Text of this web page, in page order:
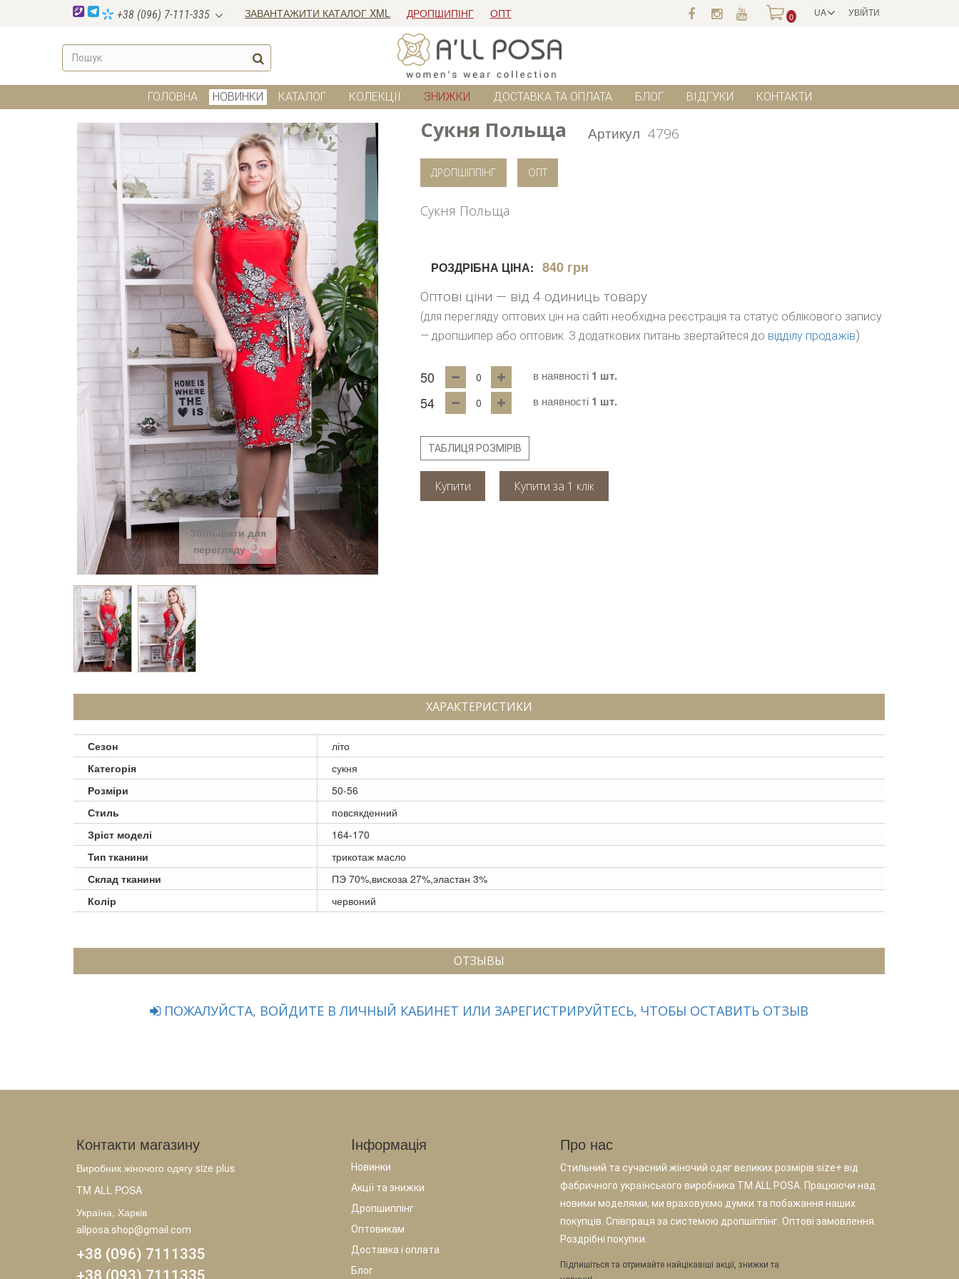
УВІЙТИ
UA
+38 (096) 7-111-335 ЗАВАНТАЖИТИ КАТАЛОГ XML ДРОПШИПІНГ ОПТ 0
ГОЛОВНА НОВИНКИ КАТАЛОГ КОЛЕКЦІЇ ЗНИЖКИ ДОСТАВКА ТА ОПЛАТА БЛОГ ВІДГУКИ КОНТАКТИ
Збільшити для
перегляду
Сукня Польща Артикул 4796
ДРОПШІППІНГ ОПТ
Сукня Польща
РОЗДРІБНА ЦІНА: 840 грн
Оптові ціни — від 4 одиниць товару
(для перегляду оптових цін на сайті необхідна реєстрація та статус облікового запису
— дропшипер або оптовик. З додаткових питань звертайтеся до відділу продажів)
50 в наявності 1 шт.
54 в наявності 1 шт.
ТАБЛИЦЯ РОЗМІРІВ
Купити
ХАРАКТЕРИСТИКИ
Сезон
літо
Категорія
сукня
Розміри
50-56
Стиль
повсякденний
Зріст моделі
164-170
Тип тканини
трикотаж масло
Склад тканини
ПЭ 70%,вискоза 27%,эластан 3%
Колір
червоний
ОТЗЫВЫ
ПОЖАЛУЙСТА, ВОЙДИТЕ В ЛИЧНЫЙ КАБИНЕТ ИЛИ ЗАРЕГИСТРИРУЙТЕСЬ, ЧТОБЫ ОСТАВИТЬ ОТЗЫВ
Контакти магазину
Виробник жіночого одягу size plus
TM ALL POSA
Україна, Харків
allposa.shop@gmail.com
+38 (096) 7111335
+38 (093) 7111335
Iнформація
Новинки
Акції та знижки
Дропшиппінг
Оптовикам
Доставка і оплата
Блог
Про нас
Стильний та сучасний жіночий одяг великих розмірів size+ від
фабричного українського виробника TM ALL POSA. Працюючи над
новими моделями, ми враховуємо думки та побажання наших
покупців. Співпраця за системою дропшіппінг. Оптові замовлення.
Роздрібні покупки.
Підпишіться та отримайте найцікавіші акції, знижки та